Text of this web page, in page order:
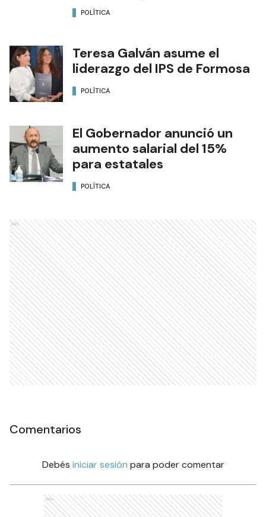
POLÍTICA
Teresa Galván asume el
liderazgo del IPS de Formosa
POLÍTICA
El Gobernador anunció un
aumento salarial del 15%
para estatales
POLÍTICA
Ads
Comentarios
Debés iniciar sesión para poder comentar
Ads